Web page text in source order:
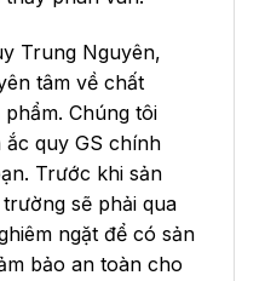
Trung Nguyên,
tâm về chất
Chúng tôi
ắc quy GS chính
Trước khi sản
sẽ phải qua
ngặt để có sản
bảo an toàn cho